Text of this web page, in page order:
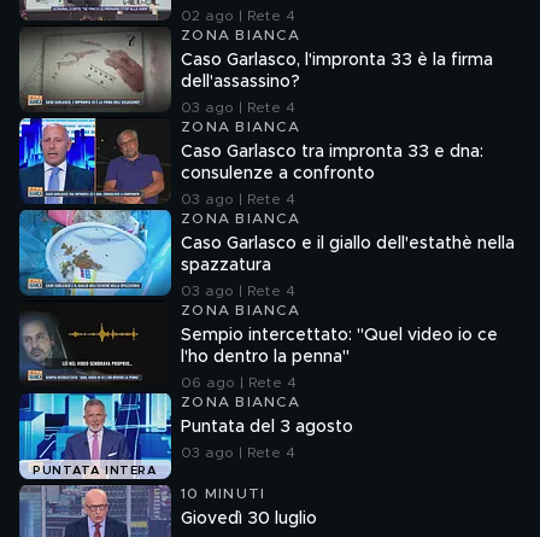
02 ago | Rete 4
ZONA BIANCA
Caso Garlasco, l'impronta 33 è la firma
dell'assassino?
03 ago | Rete 4
ZONA BIANCA
Caso Garlasco tra impronta 33 e dna:
consulenze a confronto
03 ago | Rete 4
ZONA BIANCA
Caso Garlasco e il giallo dell'estathè nella
spazzatura
03 ago | Rete 4
ZONA BIANCA
Sempio intercettato: "Quel video io ce
l'ho dentro la penna"
06 ago | Rete 4
PUNTATA INTERA
ZONA BIANCA
Puntata del 3 agosto
03 ago | Rete 4
10 MINUTI
Giovedì 30 luglio